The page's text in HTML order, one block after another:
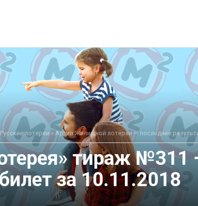
Русские лотереи» Архив Жилищной лотереи — последние
тираж №311
за 10.11.2018